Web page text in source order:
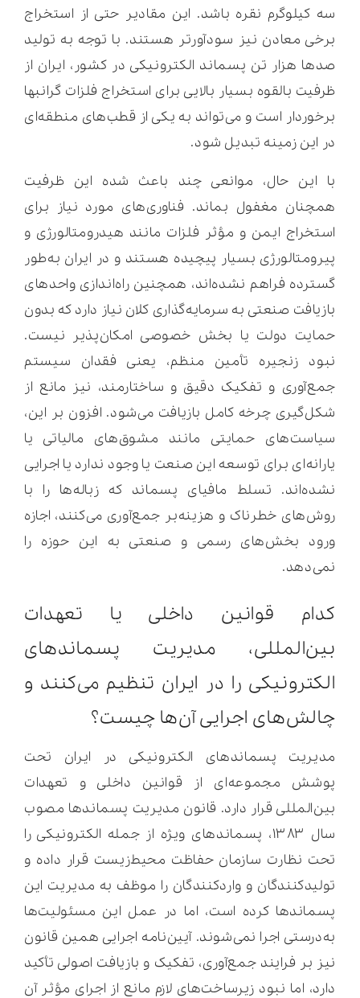
سه کیلوگرم نقره باشد. این مقادیر حتی از استخراج
برخی معادن نیز سودآورتر هستند. با توجه به تولید
صدها هزار تن پسماند الکترونیکی در کشور، ایران از
ظرفیت بالقوه بسیار بالایی برای استخراج فلزات گرانبها
برخوردار است و می‌تواند به یکی از قطب‌های منطقه‌ای
در این زمینه تبدیل شود.
با این حال، موانعی چند باعث شده این ظرفیت
همچنان مغفول بماند. فناوری‌های مورد نیاز برای
استخراج ایمن و مؤثر فلزات مانند هیدرومتالورژی و
پیرومتالورژی بسیار پیچیده هستند و در ایران به‌طور
گسترده فراهم نشده‌اند، همچنین راه‌اندازی واحدهای
بازیافت صنعتی به سرمایه‌گذاری کلان نیاز دارد که بدون
حمایت دولت یا بخش خصوصی امکان‌پذیر نیست.
نبود زنجیره تأمین منظم، یعنی فقدان سیستم
جمع‌آوری و تفکیک دقیق و ساختارمند، نیز مانع از
شکل‌گیری چرخه کامل بازیافت می‌شود. افزون بر این،
سیاست‌های حمایتی مانند مشوق‌های مالیاتی یا
یارانه‌ای برای توسعه این صنعت یا وجود ندارد یا اجرایی
نشده‌اند. تسلط مافیای پسماند که زباله‌ها را با
روش‌های خطرناک و هزینه‌بر جمع‌آوری می‌کنند، اجازه
ورود بخش‌های رسمی و صنعتی به این حوزه را
نمی‌دهد.
کدام قوانین داخلی یا تعهدات
بین‌المللی، مدیریت پسماندهای
الکترونیکی را در ایران تنظیم می‌کنند و
چالش‌های اجرایی آن‌ها چیست؟
مدیریت پسماندهای الکترونیکی در ایران تحت
پوشش مجموعه‌ای از قوانین داخلی و تعهدات
بین‌المللی قرار دارد. قانون مدیریت پسماندها مصوب
سال ۱۳۸۳، پسماندهای ویژه از جمله الکترونیکی را
تحت نظارت سازمان حفاظت محیط‌زیست قرار داده و
تولیدکنندگان و واردکنندگان را موظف به مدیریت این
پسماندها کرده است، اما در عمل این مسئولیت‌ها
به‌درستی اجرا نمی‌شوند. آیین‌نامه اجرایی همین قانون
نیز بر فرایند جمع‌آوری، تفکیک و بازیافت اصولی تأکید
دارد، اما نبود زیرساخت‌های لازم مانع از اجرای مؤثر آن